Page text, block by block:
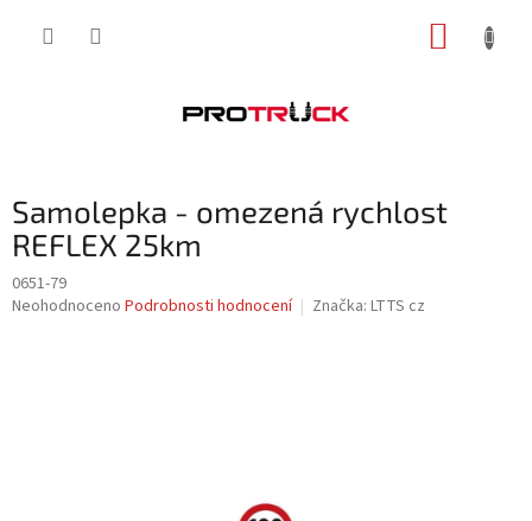
Samolepka - omezená rychlost
REFLEX 25km
0651-79
Průměrné
Neohodnoceno Podrobnosti hodnocení Značka: LTTS cz